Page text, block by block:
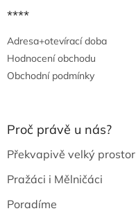
****
Adresa+otevírací doba
Hodnocení obchodu
Obchodní podmínky
Proč právě u nás?
Překvapivě velký prostor
Pražáci i Mělničáci
Poradíme